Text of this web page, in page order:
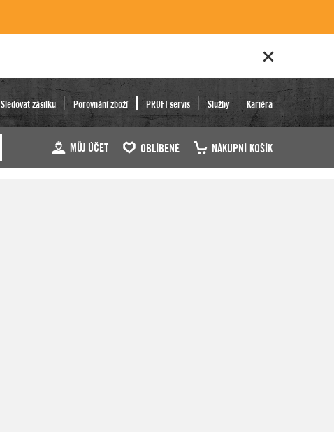
Sledovat zásilku Porovnání zboží PROFI servis Služby Kariéra
MŮJ ÚČET OBLÍBENÉ NÁKUPNÍ KOŠÍK